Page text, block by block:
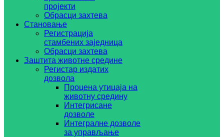
пројекти
Обрасци захтева
Становање
Регистрација
стамбених заједница
Обрасци захтева
Заштита животне средине
Регистар издатих
дозвола
Процена утицаја на
животну средину
Интегрисане
дозволе
Интегралне дозволе
за управљање